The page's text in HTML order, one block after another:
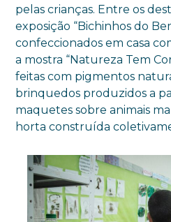
pelas crianças. Entre os
exposição “Bichinhos do
confeccionados em casa
a mostra “Natureza Tem
feitas com pigmentos
brinquedos produzidos a
maquetes sobre animais
horta construída